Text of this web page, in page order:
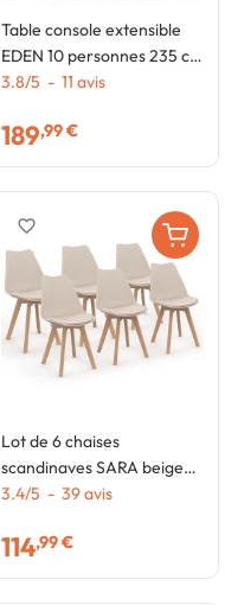
Table console extensible
EDEN 10 personnes 235 cm
bois et blanc
3.8/5 - 11 avis
189,99 €
Lot de 6 chaises
scandinaves SARA beige
pour salle à manger
3.4/5 - 39avis
114,99 €
favorite_border